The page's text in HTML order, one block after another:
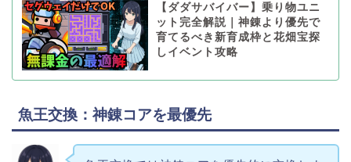
【ダダサバイバー】乗り物ユニ
ット完全解説｜神錬より優先で
育てるべき新育成枠と花畑宝探
しイベント攻略
魚王交換：神錬コアを最優先